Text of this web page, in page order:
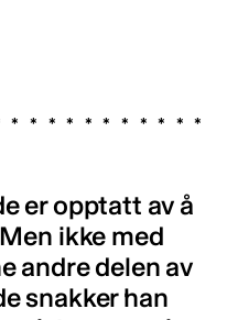
er opptatt av å
ikke med
andre delen av
snakker han